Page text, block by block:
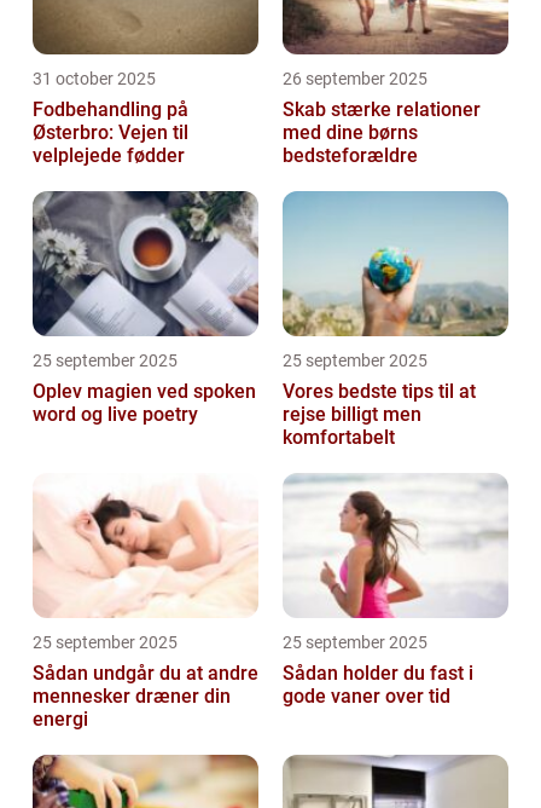
31 october 2025
Fodbehandling på
Østerbro: Vejen til
velplejede fødder
26 september 2025
Skab stærke relationer
med dine børns
bedsteforældre
25 september 2025
Oplev magien ved spoken
word og live poetry
25 september 2025
Vores bedste tips til at
rejse billigt men
komfortabelt
25 september 2025
Sådan undgår du at andre
mennesker dræner din
energi
25 september 2025
Sådan holder du fast i
gode vaner over tid